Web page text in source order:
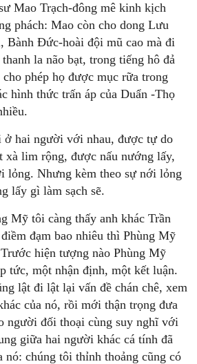
Mao Trạch-đông mê kinh kịch
phách: Mao còn cho dong Lưu
Bành Ðức-hoài đội mũ cao mà đi
la não bạt, trong tiếng hô đả
phép họ được mục rữa trong
hình thức trấn áp của Duẩn -Thọ
ở hai người với nhau, được tự do
xà lim rộng, được nấu nướng lấy,
lỏng. Nhưng kèm theo sự nới lỏng
lấy gì làm sạch sẽ.
Mỹ tôi càng thấy anh khác Trần
đạm bao nhiêu thì Phùng Mỹ
hiện tượng nào Phùng Mỹ
tức, một nhận định, một kết luận.
lật đi lật lại vấn đề chán chê, xem
của nó, rồi mới thận trọng đưa
người đối thoại cùng suy nghĩ với
giữa hai người khác cá tính đã
nó: chúng tôi thỉnh thoảng cũng có